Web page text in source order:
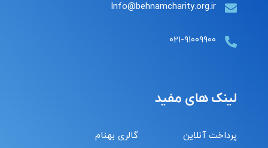
Info@behnamcharity.org.ir
۰۲۱-۹۱۰۰۹۹۰۰
لینک های مفید
پرداخت آنلاین
گالری بهنام